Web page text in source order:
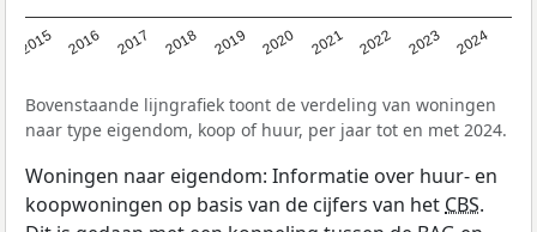
2015 2016 2017 2018 2019 2020 2021 2022 2023 2024
Bovenstaande lijngrafiek toont de verdeling van woningen
naar type eigendom, koop of huur, per jaar tot en met 2024.
Woningen naar eigendom: Informatie over huur- en
koopwoningen op basis van de cijfers van hetCBS.